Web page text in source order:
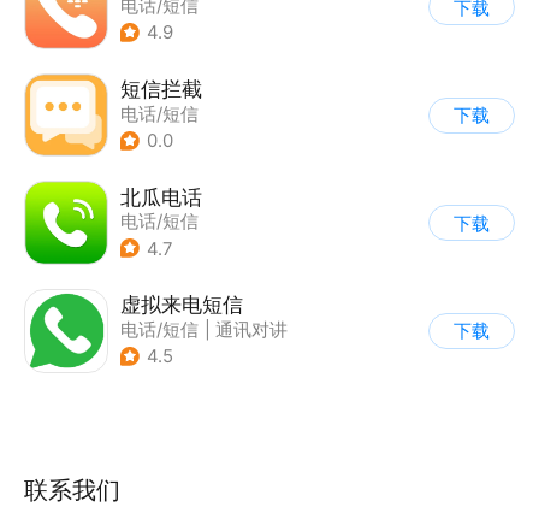
电话/短信
4.9
下载
短信拦截
电话/短信
0.0
下载
北瓜电话
电话/短信
4.7
下载
虚拟来电短信
电话/短信
通讯对讲
4.5
下载
联系我们